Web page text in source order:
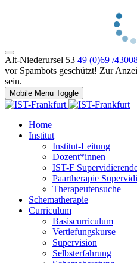
Alt-Niederursel 53 49 (0)69 /
vor Spambots geschützt! Zur
sein.
Mobile Menu Toggle
Home
Institut
Institut-Leitung
Dozent*innen
IST-F
Paartherapie
Therapeutensuche
Schematherapie
Curriculum
Basiscurriculum
Vertiefungskurse
Supervision
Selbsterfahrung